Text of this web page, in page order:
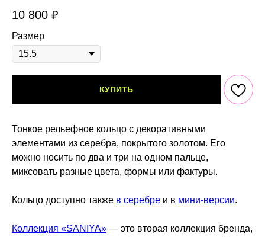
10 800 ₽
Размер
КУПИТЬ
Тонкое рельефное кольцо с декоративными
элементами из серебра, покрытого золотом. Его
можно носить по два и три на одном пальце,
миксовать разные цвета, формы или фактуры.
Кольцо доступно также в серебре и в мини-версии.
Коллекция «SANIYA» — это вторая коллекция бренда,